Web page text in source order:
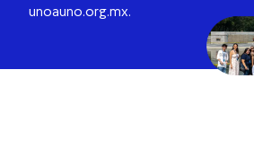
unoauno.org.mx.